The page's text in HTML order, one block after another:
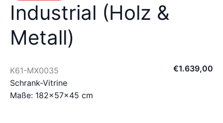
Industrial (Holz &
Metall)
K61-MX0035 €1.639,00
Schrank-Vitrine
Maße: 182×57×45 cm